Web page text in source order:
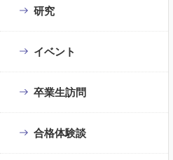
研究
イベント
卒業生訪問
合格体験談